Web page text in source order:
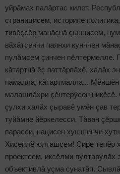
уйрăмах палăртас килет.
страницисем, историпе
тивӗçсӗр манăçнă çыннисем,
вăхăтсенчи паянхи кунччен
пулăмсем çинчен пӗлтермелле.
кăтартнă ӗç паттăрлăхӗ, халăх
памалла, кăтартмалла... Мӗншӗн
малашлăхри çӗнтерӳсен
çулхи халăх çыравӗ умӗн çав
туйăмне йӗркелесси, Тăван
парасси, нацисен хушшинчи
Хисеплӗ юлташсем! Сире тепӗр
проектсем, иксӗлми пултарулăх
объективлă уçма сунатăп.